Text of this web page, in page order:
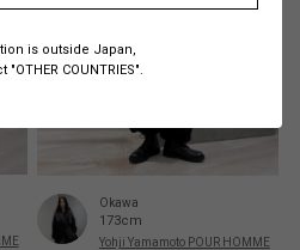
is outside Japan,
COUNTRIES".
Okawa
173cm
Yohji Yamamoto POUR HOMME